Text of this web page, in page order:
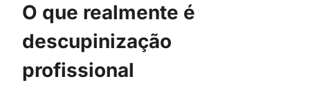
O que realmente é
descupinização
profissional